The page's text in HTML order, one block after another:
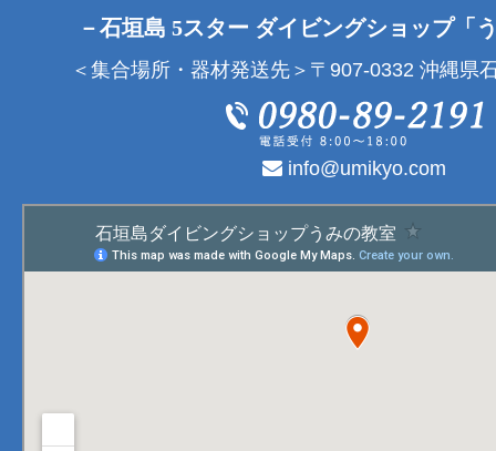
－石垣島 5スター ダイビングショップ「
＜集合場所・器材発送先＞〒907-0332 沖縄県
info@umikyo.com